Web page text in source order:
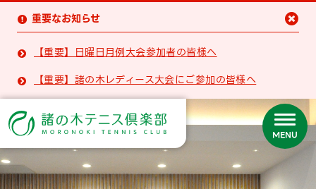
 重要なお知らせ
 【重要】日曜日月例大会参加者の皆様へ
 【重要】諸の木レディース大会にご参加の皆様へ

MENU